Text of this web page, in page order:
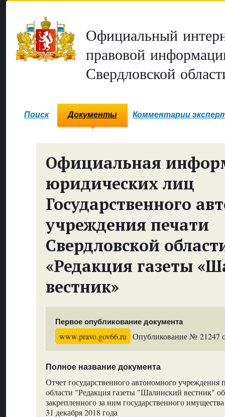
Официальный
правовой
Свердловской
Поиск Документы Комментарии
Официальная
юридических лиц
Государственного
учреждения печати
Свердловской
«Редакция газеты
вестник»
Первое опубликование документа
www.pravo.gov66.ru Опубликование № 21247
Полное название документа
Отчет государственного автономного учреждения
области "Редакция газеты "Шалинский вестник"
закрепленного за ним государственного
31 декабря 2018 года